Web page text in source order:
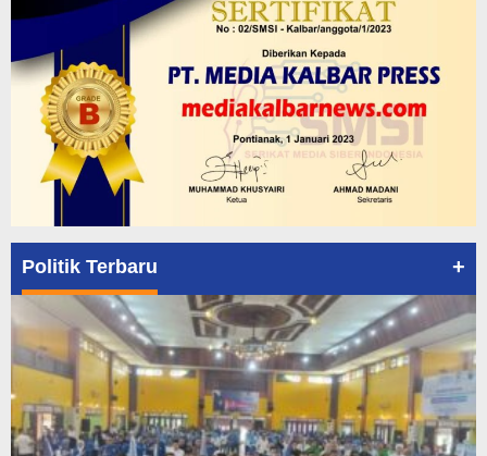
Politik Terbaru +